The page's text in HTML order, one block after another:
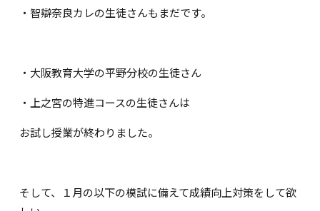
・智辯奈良カレの生徒さんもまだです。
・大阪教育大学の平野分校の生徒さん
・上之宮の特進コースの生徒さんは
お試し授業が終わりました。
そして、１月の以下の模試に備えて成績向上対策をして欲